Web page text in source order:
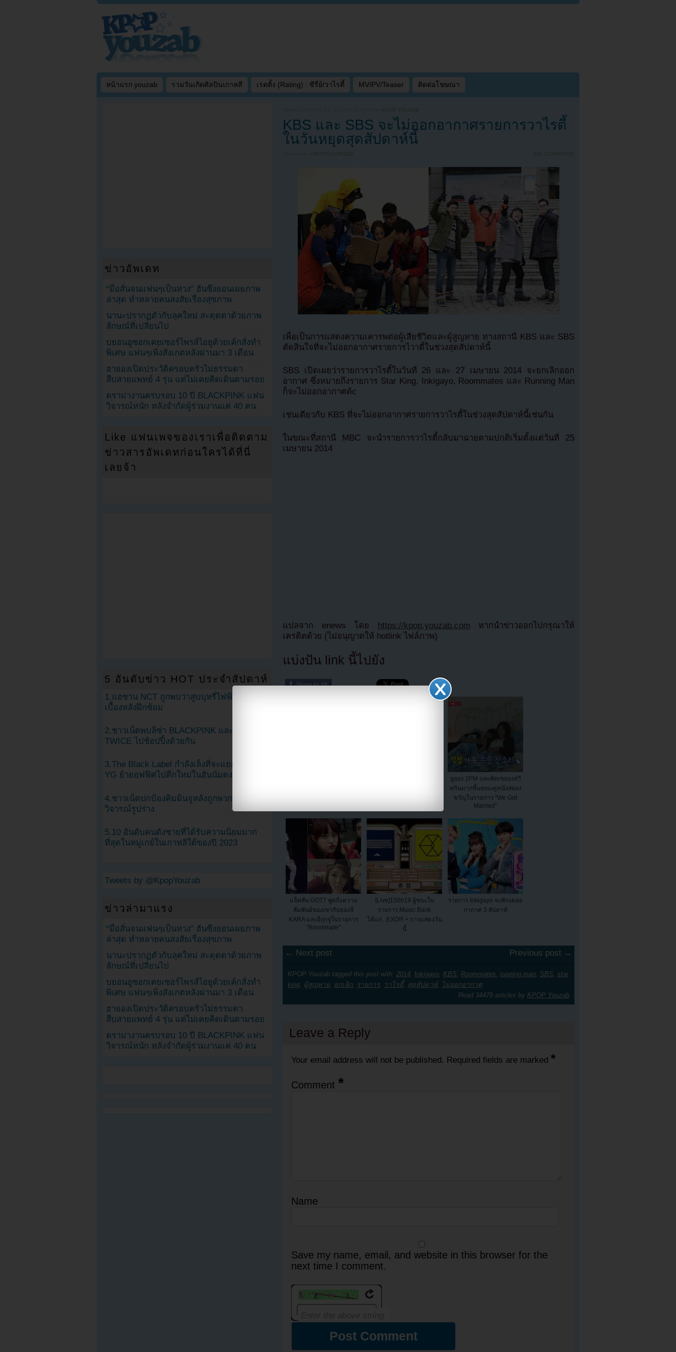
หน้าแรก youzab รวมวันเกิดศิลปินเกาหลี เรตติ้ง (Rating) : ซีรี่ย์/วาไรตี้ MV/PV/Teaser ติดต่อโฆษณา
KPOP YOUZAB
KBS และ SBS จะไม่ออกอากาศรายการวาไรตี้
ในวันหยุดสุดสัปดาห์นี้
UNCATEGORIZED NO COMMENTS
เพื่อเป็นการแสดงความเคารพต่อผู้เสียชีวิตและผู้สูญหาย ทางสถานี KBS และ SBS
ตัดสินใจที่จะไม่ออกอากาศรายการไวาตี้ในช่วงสุดสัปดาห์นี้
SBS เปิดเผยว่ารายการวาไรตี้ในวันที่ 26 และ 27 เมษายน 2014 จะยกเลิกออก
อากาศ ซึ่งหมายถึงรายการ Star King, Inkigayo, Roommates และ Running Man
ก็จะไม่ออกอากาศด้c
เช่นเดียวกับ KBS ที่จะไม่ออกอากาศรายการวาไรตี้ในช่วงสุดสัปดาห์นี้เช่นกัน
ในขณะที่สถานี MBC จะนำรายการวาไรตี้กลับมาฉายตามปกติเริ่มตั้งแต่วันที่ 25
เมษายน 2014
แปลจาก enews โดย https://kpop.youzab.com หากนำข่าวออกไปกรุณาให้
เครดิตด้วย (ไม่อนุญาตให้ hotlink ไฟล์ภาพ)
แบ่งปัน link นี้ไปยัง
อูยอง 2PM และพัคเซยองสวี
ทกันมากขึ้นขณะดูหนังสยอง
ขวัญในรายการ "We Got
Married"
แจ็คสัน GOT7 พูดถึงความ
สัมพันธ์ของเขากับยองจี
KARA และอีกุกจูในรายการ
"Roommate"
[Live]150619 ผู้ชนะใน
รายการ Music Bank
ได้แก่...EXO!!! + การแสดงวัน
นี้
รายการ Inkigayo จะพักงดออ
กากาศ 3 สัปดาห์
← Next post Previous post →
KPOP Youzab tagged this post with: 2014, Inkigayo, KBS, Roommates, running man, SBS, star
king, ผู้สูญหาย, ยกเลิก, รายการ, วาไรตี้, สุดสัปดาห์, ไม่ออกอากาศ
Read 34479 articles by KPOP Youzab
Leave a Reply
Your email address will not be published. Required fields are marked *
Comment *
Name
Save my name, email, and website in this browser for the
next time I comment.
ข่าวอัพเดท
“มือสั่นจนแฟนๆเป็นห่วง” ฮันซึงยอนเผยภาพ
ล่าสุด ทำหลายคนสงสัยเรื่องสุขภาพ
นานะปรากฏตัวกับลุคใหม่ สะดุดตาด้วยภาพ
ลักษณ์ที่เปลี่ยนไป
บยอนอูซอกเคยเซอร์ไพรส์ไอยูด้วยเค้กสั่งทำ
พิเศษ แฟนๆเพิ่งสังเกตหลังผ่านมา 3 เดือน
ฮายองเปิดประวัติครอบครัวไม่ธรรมดา
สืบสายแพทย์ 4 รุ่น แต่ไม่เคยคิดเดินตามรอย
ดราม่างานครบรอบ 10 ปี BLACKPINK แฟน
วิจารณ์หนัก หลังจำกัดผู้ร่วมงานแค่ 40 คน
Like แฟนเพจของเราเพื่อติดตาม
ข่าวสารอัพเดทก่อนใครได้ที่นี่
เลยจ้า
5 อันดับข่าว HOT ประจำสัปดาห์
1.แฮชาน NCT ถูกพบว่าสูบบุหรี่ไฟฟ้าในวิดีโอ
เบื้องหลังฝึกซ้อม
2.ชาวเน็ตพบลิซ่า BLACKPINK และมินะ
TWICE ไปช้อปปิ้งด้วยกัน
3.The Black Label กำลังเล็งที่จะแยกตัวจาก
YG ย้ายอฟฟิศไปตึกใหม่ในฮันนัมดง
4.ชาวเน็ตปกป้องคิมมินจูหลังถูกพวกเฮดเตอร์
วิจารณ์รูปร่าง
5.10 อันดับคนดังชายที่ได้รับความนิยมมาก
ที่สุดในหมู่เกย์ในเกาหลีใต้ของปี 2023
Tweets by @KpopYouzab
ข่าวล่ามาแรง
“มือสั่นจนแฟนๆเป็นห่วง” ฮันซึงยอนเผยภาพ
ล่าสุด ทำหลายคนสงสัยเรื่องสุขภาพ
นานะปรากฏตัวกับลุคใหม่ สะดุดตาด้วยภาพ
ลักษณ์ที่เปลี่ยนไป
บยอนอูซอกเคยเซอร์ไพรส์ไอยูด้วยเค้กสั่งทำ
พิเศษ แฟนๆเพิ่งสังเกตหลังผ่านมา 3 เดือน
ฮายองเปิดประวัติครอบครัวไม่ธรรมดา
สืบสายแพทย์ 4 รุ่น แต่ไม่เคยคิดเดินตามรอย
ดราม่างานครบรอบ 10 ปี BLACKPINK แฟน
วิจารณ์หนัก หลังจำกัดผู้ร่วมงานแค่ 40 คน